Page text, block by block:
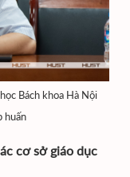
Bách khoa Hà Nội
huấn
cơ sở giáo dục